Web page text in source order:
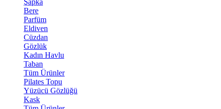
Şapka
Bere
Parfüm
Eldiven
Cüzdan
Gözlük
Kadın Havlu
Taban
Tüm Ürünler
Pilates Topu
Yüzücü Gözlüğü
Kask